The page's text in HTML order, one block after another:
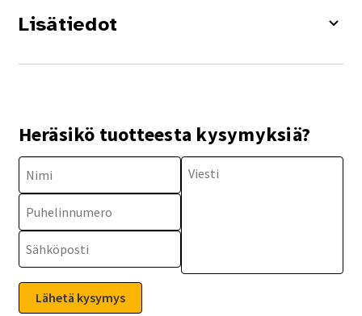
Lisätiedot
Heräsikö tuotteesta kysymyksiä?